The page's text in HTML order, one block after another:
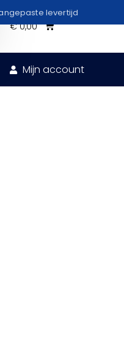
levertijd
€0,00
Mijn account